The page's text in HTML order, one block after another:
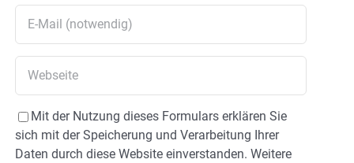
Mit der Nutzung dieses Formulars erklären Sie
sich mit der Speicherung und Verarbeitung Ihrer
Daten durch diese Website einverstanden. Weitere